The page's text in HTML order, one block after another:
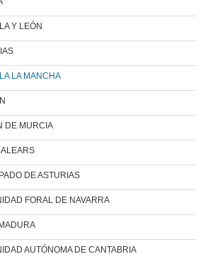
Y LEÓN
LA MANCHA
DE MURCIA
DE ASTURIAS
FORAL DE NAVARRA
AUTÓNOMA DE CANTABRIA